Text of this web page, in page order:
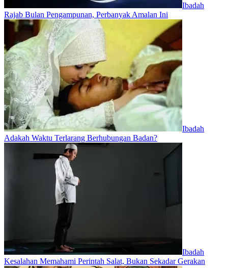
Ibadah
Rajab Bulan Pengampunan, Perbanyak Amalan Ini
Ibadah
Adakah Waktu Terlarang Berhubungan Badan?
Ibadah
Kesalahan Memahami Perintah Salat, Bukan Sekadar Gerakan